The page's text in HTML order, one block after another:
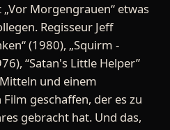
Morgengrauen“ etwas
Regisseur Jeff
(1980), „Squirm -
“Satan's Little Helper”
und einem
geschaffen, der es zu
gebracht hat. Und das,